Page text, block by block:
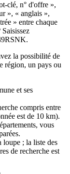
clé, n° d'offre »,
», « anglais »,
» entre chaque
la possibilité de
région, un pays ou
et ses
compris entre
est de 10 km).
vous
loupe ; la liste des
de recherche est